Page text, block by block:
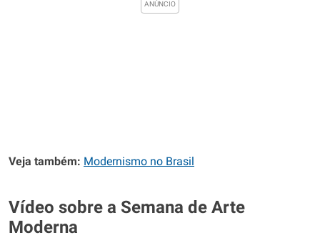
Veja também: Modernismo no Brasil
Vídeo sobre a Semana de Arte
Moderna